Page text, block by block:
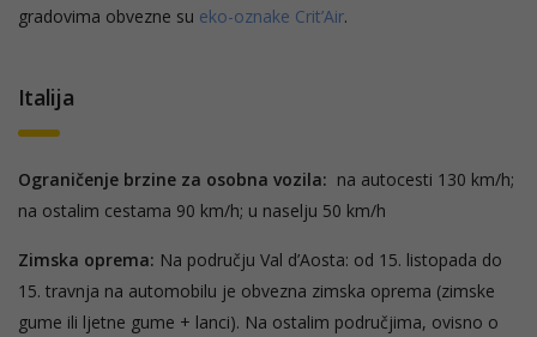
gradovima obvezne su eko-oznake Crit’Air.
Italija
Ograničenje brzine za osobna vozila: na autocesti 130 km/h;
na ostalim cestama 90 km/h; u naselju 50 km/h
Zimska oprema: Na području Val d’Aosta: od 15. listopada do
15. travnja na automobilu je obvezna zimska oprema (zimske
gume ili ljetne gume + lanci). Na ostalim područjima, ovisno o